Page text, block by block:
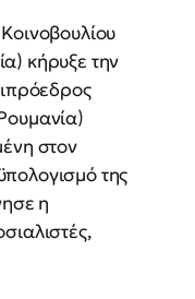
κήρυξε την
στον
της
η